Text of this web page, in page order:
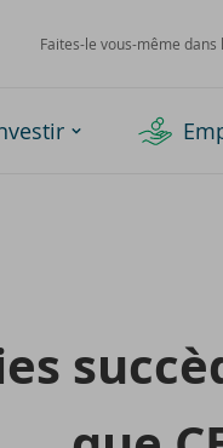
Faites-le vous-même dans